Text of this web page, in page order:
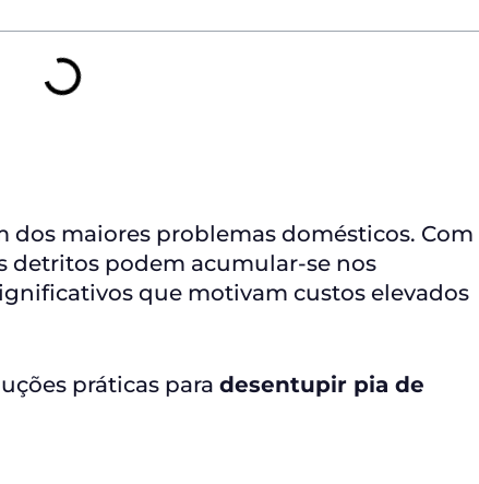
dos maiores problemas domésticos. Com
detritos podem acumular-se nos
que motivam custos elevados
práticas paradesentupir pia de